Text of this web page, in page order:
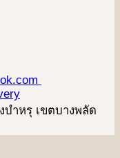
บำหรุ เขตบางพลัด